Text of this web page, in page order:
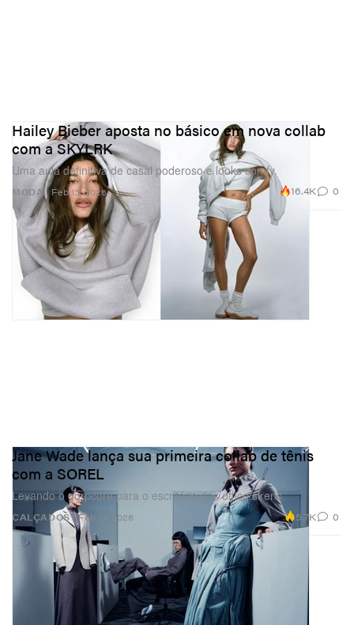
MODA
Hailey Bieber aposta no básico em nova collab
com a SKYLRK
Uma aula definitiva de casal poderoso e looks comfy.
Feb 13, 2026 16.4K 0
CALÇADOS
Jane Wade lança sua primeira collab de tênis
com a SOREL
Levando o gorpcore para o escritório das office sirens.
Feb 13, 2026 5.7K 0